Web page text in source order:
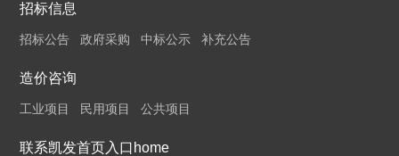
招标信息
招标公告 政府采购 中标公示 补充公告
造价咨询
工业项目 民用项目 公共项目
联系凯发首页入口home